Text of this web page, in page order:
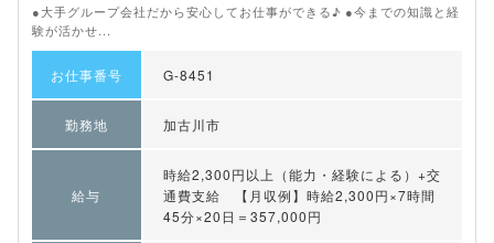
●大手グループ会社だから安心してお仕事ができる♪ ●今までの知識と経
験が活かせ...
お仕事番号 G-8451
勤務地 加古川市
給与
時給2,300円以上（能力・経験による）+交
通費支給 【月収例】時給2,300円×7時間
45分×20日＝357,000円